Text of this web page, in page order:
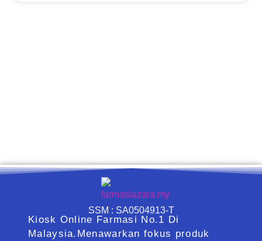
SSM : SA0504913-T
Kiosk Online Farmasi No.1 Di
Malaysia.Menawarkan fokus produk